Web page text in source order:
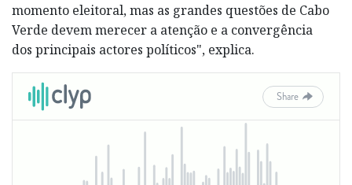
momento eleitoral, mas as grandes questões de Cabo
Verde devem merecer a atenção e a convergência
dos principais actores políticos", explica.